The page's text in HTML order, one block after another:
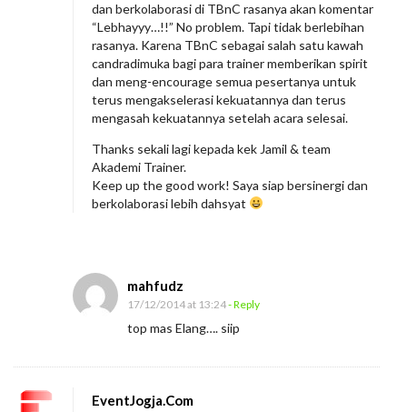
n
N
g
a
k
u
T
r
n
e
dan berkolaborasi di TBnC rasanya akan komentar
“Lebhayyy…!!” No problem. Tapi tidak berlebihan
rasanya. Karena TBnC sebagai salah satu kawah
candradimuka bagi para trainer memberikan spirit
dan meng-encourage semua pesertanya untuk
terus mengakselerasi kekuatannya dan terus
mengasah kekuatannya setelah acara selesai.
Thanks sekali lagi kepada kek Jamil & team
Akademi Trainer.
Keep up the good work! Saya siap bersinergi dan
berkolaborasi lebih dahsyat
mahfudz
17/12/2014 at 13:24- Reply
top mas Elang…. siip
EventJogja.Com